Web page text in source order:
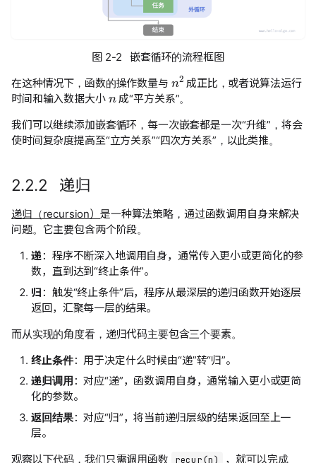
图 2-2 嵌套循环的流程框图
在这种情况下，函数的操作数量与
n2 成正比，或者说算法运行
时间和输入数据大小
n
成“平方关系”。
我们可以继续添加嵌套循环，每一次嵌套都是一次“升维”，将会
使时间复杂度提高至“立方关系”“四次方关系”，以此类推。
2.2.2 递归
递归（recursion）是一种算法策略，通过函数调用自身来解决
问题。它主要包含两个阶段。
递：程序不断深入地调用自身，通常传入更小或更简化的参
数，直到达到“终止条件”。
归 ：触发“终止条件”后，程序从最深层的递归函数开始逐层
返回，汇聚每一层的结果。
而从实现的角度看，递归代码主要包含三个要素。
终止条件：用于决定什么时候由“递”转“归”。
递归调用 ：对应“递”，函数调用自身，通常输入更小或更简
化的参数。
返回结果：对应“归”，将当前递归层级的结果返回至上一
层。
观察以下代码，我们只需调用函数
recur(n) ，就可以完成